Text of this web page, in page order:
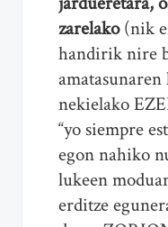
zarelako(nik
handirik nire
nekielako
“yo siempre
egon nahiko
lukeen
erditze